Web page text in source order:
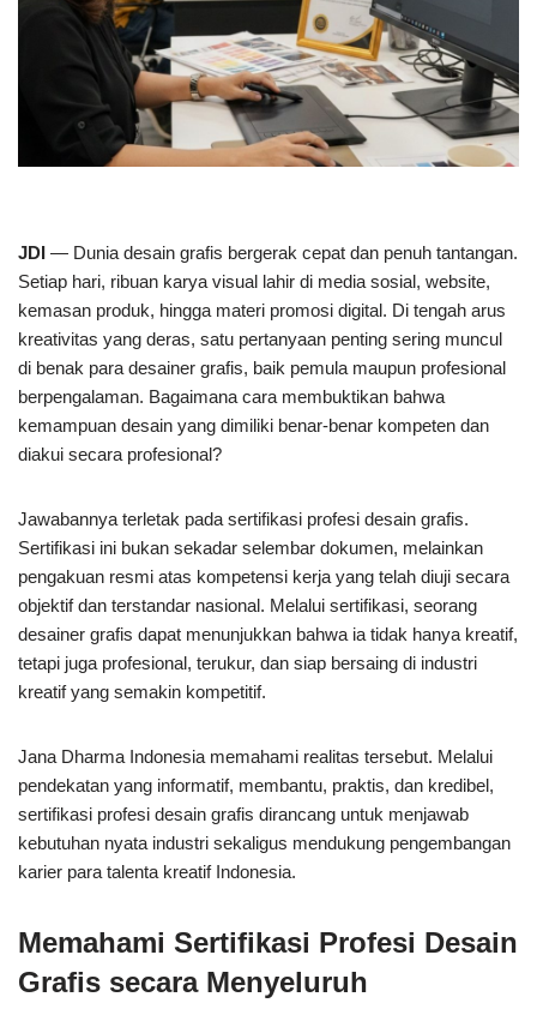
JDI — Dunia desain grafis bergerak cepat dan penuh tantangan.
Setiap hari, ribuan karya visual lahir di media sosial, website,
kemasan produk, hingga materi promosi digital. Di tengah arus
kreativitas yang deras, satu pertanyaan penting sering muncul
di benak para desainer grafis, baik pemula maupun profesional
berpengalaman. Bagaimana cara membuktikan bahwa
kemampuan desain yang dimiliki benar-benar kompeten dan
diakui secara profesional?
Jawabannya terletak pada sertifikasi profesi desain grafis.
Sertifikasi ini bukan sekadar selembar dokumen, melainkan
pengakuan resmi atas kompetensi kerja yang telah diuji secara
objektif dan terstandar nasional. Melalui sertifikasi, seorang
desainer grafis dapat menunjukkan bahwa ia tidak hanya kreatif,
tetapi juga profesional, terukur, dan siap bersaing di industri
kreatif yang semakin kompetitif.
Jana Dharma Indonesia memahami realitas tersebut. Melalui
pendekatan yang informatif, membantu, praktis, dan kredibel,
sertifikasi profesi desain grafis dirancang untuk menjawab
kebutuhan nyata industri sekaligus mendukung pengembangan
karier para talenta kreatif Indonesia.
Memahami Sertifikasi Profesi Desain
Grafis secara Menyeluruh